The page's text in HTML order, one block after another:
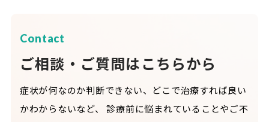
Contact
ご相談・ご質問はこちらから
症状が何なのか判断できない、どこで治療すれば良い
かわからないなど、
診療前に悩まれていることやご不